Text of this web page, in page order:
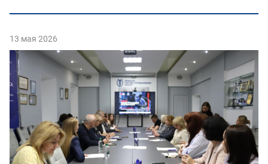
13 мая 2026